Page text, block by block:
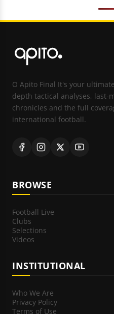
O Apito Final It's your
depth tactical analyses, last-
chronicles and the full
international football.
BROWSE
Football Live
Clubs
Selections
Videos
INSTITUTIONAL
Who We Are
Privacy Policy
Terms of Use